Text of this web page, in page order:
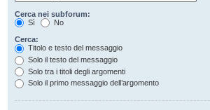
Cerca nei subforum:
Sì
No
Cerca:
Titolo e testo del messaggio
Solo il testo del messaggio
Solo tra i titoli degli argomenti
Solo il primo messaggio dell’argomento